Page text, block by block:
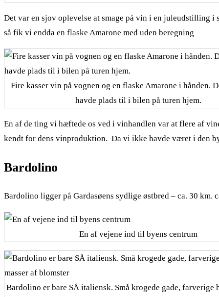
Det var en sjov oplevelse at smage på vin i en juleudstilling
så fik vi endda en flaske Amarone med uden beregning
Fire kasser vin på vognen og en flaske Amarone i hånden.
havde plads til i bilen på turen hjem.
En af de ting vi hæftede os ved i vinhandlen var at flere af
kendt for dens vinproduktion. Da vi ikke havde været i den
Bardolino
Bardolino ligger på Gardasøens sydlige østbred – ca. 30
En af vejene ind til byens centrum
Bardolino er bare SÅ italiensk. Små krogede gade, farverige